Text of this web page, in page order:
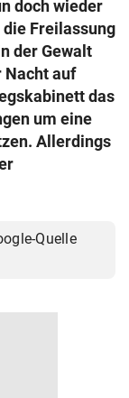
doch wieder
Freilassung
der Gewalt
Nacht auf
das
um eine
Allerdings
Quelle